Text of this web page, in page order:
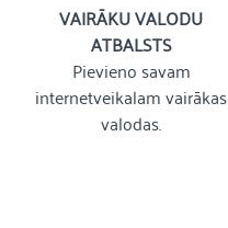
VAIRĀKU VALODU
ATBALSTS
Pievieno savam
internetveikalam vairākas
valodas.